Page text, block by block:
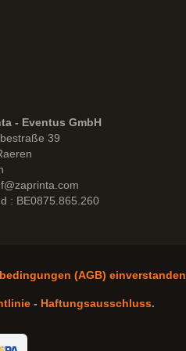
- Eventus GmbH
39
: BE0875.865.260
(AGB) einverstanden
- Haftungsausschluss.